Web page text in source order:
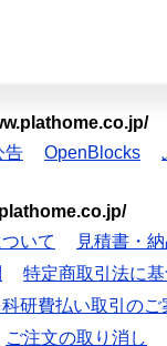
告 OpenBlocks
いて
見積書・
特定商取引法に
研費払い取引のご
ご注文の取り消し